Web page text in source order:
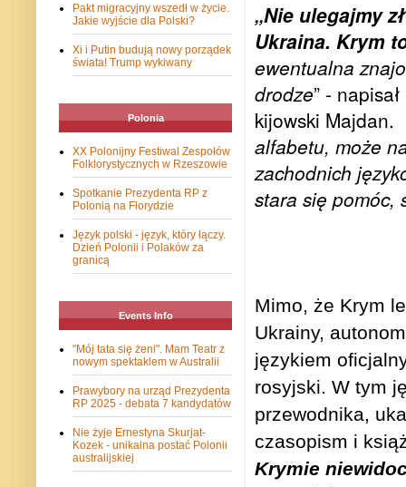
„Nie ulegajmy
Ukraina. Krym
ewentualna
drodze” -
kijowski Majdan.
alfabetu, może
zachodnich
stara się pomóc,
Mimo, że Krym
Ukrainy,
językiem
rosyjski. W tym
przewodnika,
czasopism i
Krymie
Pakt migracyjny wszedł w życie.
Jakie wyjście dla Polski?
Xi i Putin budują nowy porządek
świata! Trump wykiwany
Polonia
XX Polonijny Festiwal Zespołów
Folklorystycznych w Rzeszowie
Spotkanie Prezydenta RP z
Polonią na Florydzie
Język polski - język, który łączy.
Dzień Polonii i Polaków za
granicą
Events Info
"Mój tata się żeni". Mam Teatr z
nowym spektaklem w Australii
Prawybory na urząd Prezydenta
RP 2025 - debata 7 kandydatów
Nie żyje Ernestyna Skurjat-
Kozek - unikalna postać Polonii
australijskiej